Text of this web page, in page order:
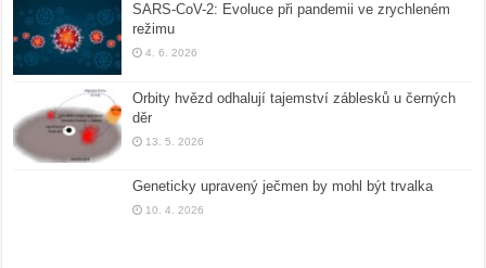
SARS-CoV-2: Evoluce při pandemii ve zrychleném
režimu
4. 6. 2026
Orbity hvězd odhalují tajemství záblesků u černých
děr
13. 5. 2026
Geneticky upravený ječmen by mohl být trvalka
10. 4. 2026